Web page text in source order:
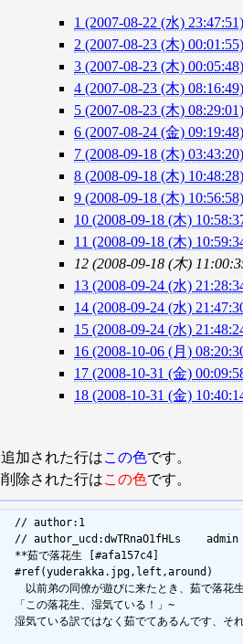
1 (2007-08-22 (水) 23:47:51)
2 (2007-08-23 (木) 00:01:55)
3 (2007-08-23 (木) 00:05:48)
4 (2007-08-23 (木) 08:16:49)
5 (2007-08-23 (木) 08:29:01)
6 (2007-08-24 (金) 09:19:48)
7 (2008-09-18 (木) 03:43:20)
8 (2008-09-18 (木) 10:48:28)
9 (2008-09-18 (木) 10:56:58)
10 (2008-09-18 (木)
11 (2008-09-18 (木)
12 (2008-09-18 (木)
13 (2008-09-24 (水)
14 (2008-09-24 (水)
15 (2008-09-24 (水)
16 (2008-10-06 (月)
17 (2008-10-31 (金)
18 (2008-10-31 (金)
追加された行はこの色です。
削除された行はこの色です。
  // author:1
  // author_ucd:dwTRnaO1fHLs	admin
  **茹で落花生 [#afa157c4]
  #ref(yuderakka.jpg,left,around)
　以前弟の同僚が遊びに来たとき、茹で落花
  「この落花生、湿気ている！」~
湿気ている訳ではなく茹でてあるんです、そ